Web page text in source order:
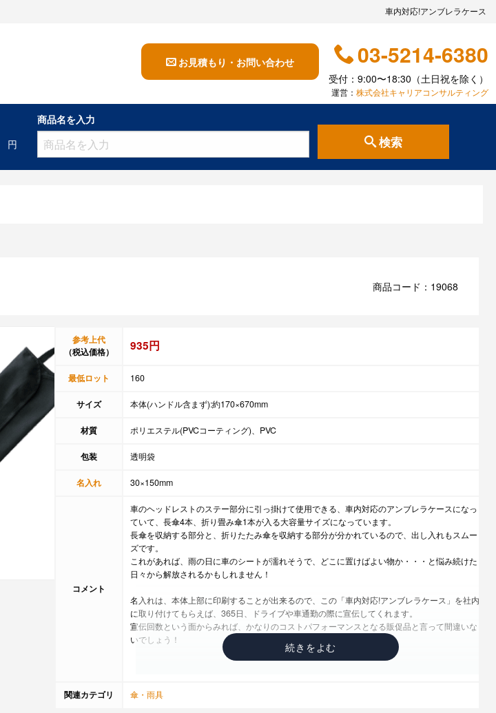
車内対応!アンブレラケース
お見積もり・お問い合わせ 03-5214-6380
受付：9:00〜18:30（土日祝を除く）
運営：株式会社キャリアコンサルティング
円
商品名を入力
検索
商品コード：19068
参考上代
（税込価格）
935円
最低ロット 160
サイズ 本体(ハンドル含まず):約170×670mm
材質 ポリエステル(PVCコーティング)、PVC
包装 透明袋
名入れ 30×150mm
コメント
車のヘッドレストのステー部分に引っ掛けて使用できる、車内対応のアンブレラケースになっ
ていて、長傘4本、折り畳み傘1本が入る大容量サイズになっています。
長傘を収納する部分と、折りたたみ傘を収納する部分が分かれているので、出し入れもスムー
ズです。
これがあれば、雨の日に車のシートが濡れそうで、どこに置けばよい物か・・・と悩み続けた
日々から解放されるかもしれません！
名入れは、本体上部に印刷することが出来るので、この「車内対応!アンブレラケース」を社内
に取り付けてもらえば、365日、ドライブや車通勤の際に宣伝してくれます。
宣伝回数という面からみれば、かなりのコストパフォーマンスとなる販促品と言って間違いな
いでしょう！
関連カテゴリ 傘・雨具